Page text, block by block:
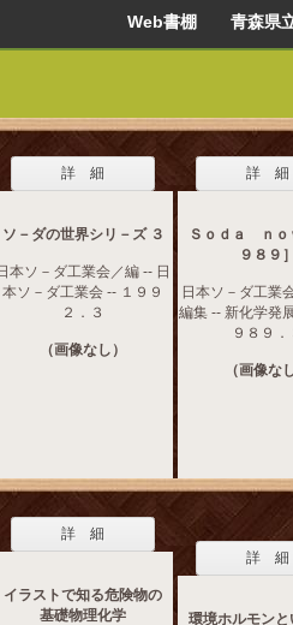
Web書棚 青森県
詳 細
ソ－ダの世界シリ－ズ ３
本ソ－ダ工業会／編 -- 日
本ソ－ダ工業会 -- １９９
２．３
（画像なし）
詳 細
Ｓｏｄａ ｎ
９８９］
日本ソ－ダ工業
編集 -- 新化学発
９８９．
（画像な
詳 細
イラストで知る危険物の
基礎物理化学
詳 細
環境ホルモンと